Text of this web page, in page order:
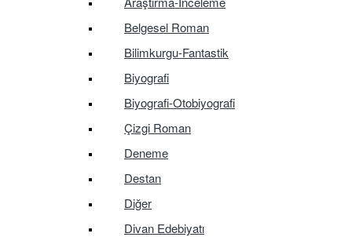
Belgesel Roman
Bilimkurgu-Fantastik
Biyografi
Biyografi-Otobiyografi
Çizgi Roman
Deneme
Destan
Diğer
Divan Edebiyatı